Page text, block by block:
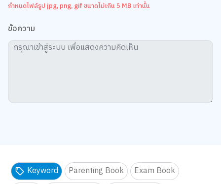
กำหนดไฟล์รูป jpg, png, gif ขนาดไม่เกิน 5 MB เท่านั้น
ข้อความ
Keyword Parenting Book
Exam Book